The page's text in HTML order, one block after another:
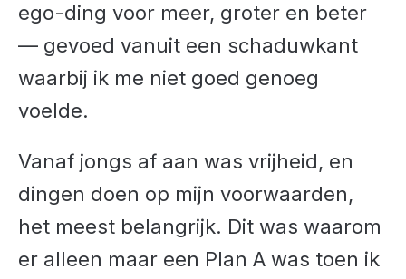
ego-ding voor meer, groter en beter
— gevoed vanuit een schaduwkant
waarbij ik me niet goed genoeg
voelde.
Vanaf jongs af aan was vrijheid, en
dingen doen op mijn voorwaarden,
het meest belangrijk. Dit was waarom
er alleen maar een Plan A was toen ik